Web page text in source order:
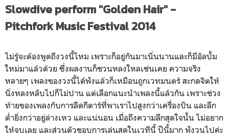
Slowdive perform "Golden Hair" -
Pitchfork Music Festival 2014
ไม่รู้จะต้องพูดถึงวงนี้ไหม เพราะก็อยู่กันมาเนิ่นนานและก็มีอัลบั้ม
ใหม่มาแล้วด้วย ซึ่งผลงานก็ชวนหลงใหลเช่นเคย ความจริง
หลายๆ เพลงของวงนี้ได้ฟังแล้วก็เหมือนถูกเวทมนตร์ สะกดจิตให้
นิ่งหลงหลับไปก็ไม่ปาน แต่เลือกแนะนำเพลงนี้แล้วกัน เพราะช่วง
ท้ายของเพลงกับการลีดกีตาร์ที่พาเราไปสูงกว่าเครื่องบิน และลึก
ต่ำยิ่งกว่าอยู่ล่างเหว และแน่นอน เมื่อถึงความลึกสุดใจนั้น ไม่อยาก
ให้จบเลย และส่วนตัวชอบการเล่นสดในเวทีนี้ ปีนี้มาก ฟังวนไปค่ะ